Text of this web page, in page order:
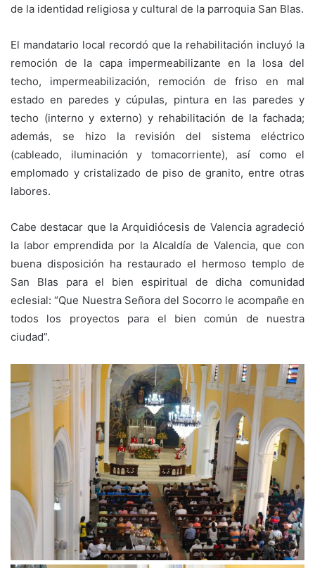
de la identidad religiosa y cultural de la parroquia San Blas.
El mandatario local recordó que la rehabilitación incluyó la
remoción de la capa impermeabilizante en la losa del
techo, impermeabilización, remoción de friso en mal
estado en paredes y cúpulas, pintura en las paredes y
techo (interno y externo) y rehabilitación de la fachada;
además, se hizo la revisión del sistema eléctrico
(cableado, iluminación y tomacorriente), así como el
emplomado y cristalizado de piso de granito, entre otras
labores.
Cabe destacar que la Arquidiócesis de Valencia agradeció
la labor emprendida por la Alcaldía de Valencia, que con
buena disposición ha restaurado el hermoso templo de
San Blas para el bien espiritual de dicha comunidad
eclesial: “Que Nuestra Señora del Socorro le acompañe en
todos los proyectos para el bien común de nuestra
ciudad”.